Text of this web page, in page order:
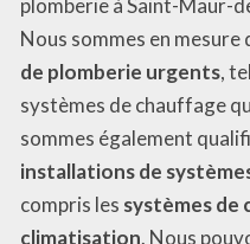
Nous sommes en mesure
de plomberie urgents,
systèmes de chauffage
sommes également
installations de
compris les systèmes de
climatisation. Nous